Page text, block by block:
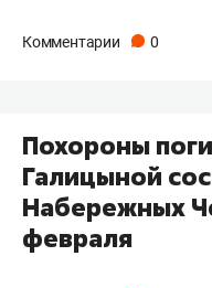
Комментарии 0
Похороны
Галицыной
Набережных
февраля